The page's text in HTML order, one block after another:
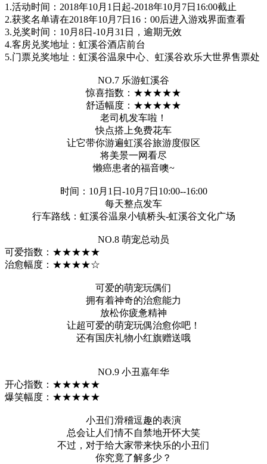
1.活动时间：2018年10月1日起-2018年10月7日16:00截止
2.获奖名单请在2018年10月7日16：00后进入游戏界面查看
3.兑奖时间：10月8日-10月31日，逾期无效
4.客房兑奖地址：虹溪谷酒店前台
5.门票兑奖地址：虹溪谷温泉中心、虹溪谷欢乐大世界售票处
NO.7 乐游虹溪谷
惊喜指数：★★★★★
舒适幅度：★★★★★
老司机发车啦！
快点搭上免费花车
让它带你游遍虹溪谷旅游度假区
将美景一网看尽
懒癌患者的福音噢~
时间：10月1日-10月7日10:00--16:00
每天整点发车
行车路线：虹溪谷温泉小镇桥头-虹溪谷文化广场
NO.8 萌宠总动员
可爱指数：★★★★★
治愈幅度：★★★★☆
可爱的萌宠玩偶们
拥有着神奇的治愈能力
放松你疲惫精神
让超可爱的萌宠玩偶治愈你吧！
还有国庆礼物小红旗赠送哦
NO.9 小丑嘉年华
开心指数：★★★★★
爆笑幅度：★★★★★
小丑们滑稽逗趣的表演
总会让人们情不自禁地开怀大笑
不过，对于给大家带来快乐的小丑们
你究竟了解多少？